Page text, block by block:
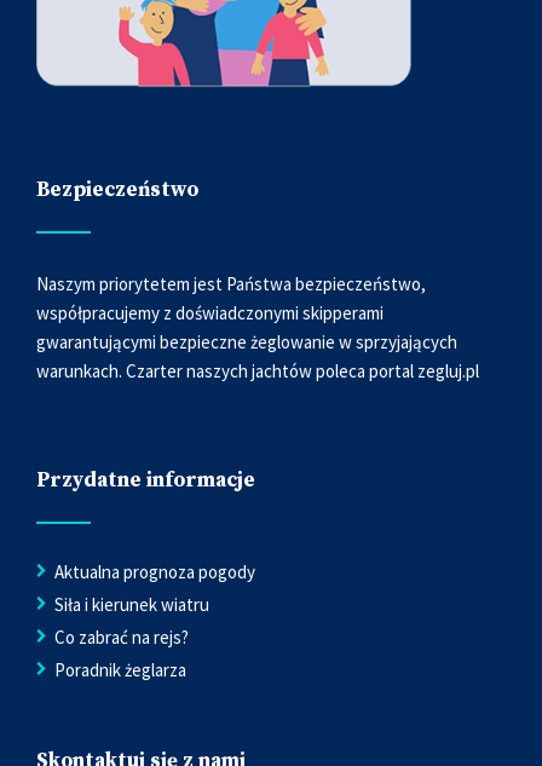
Bezpieczeństwo
Naszym priorytetem jest Państwa bezpieczeństwo,
współpracujemy z doświadczonymi skipperami
gwarantującymi bezpieczne żeglowanie w sprzyjających
warunkach. Czarter naszych jachtów poleca portal zegluj.pl
Przydatne informacje
Aktualna prognoza pogody
Siła i kierunek wiatru
Co zabrać na rejs?
Poradnik żeglarza